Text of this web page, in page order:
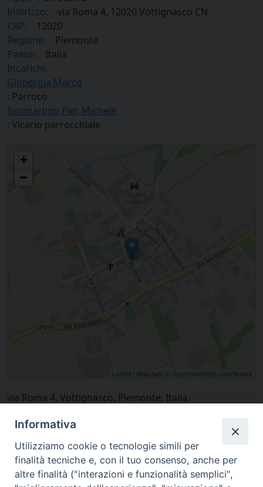
Indirizzo:
via Roma 4, 12020 Vottignasco CN
CAP:
12020
Regione:
Piemonte
Paese:
Italia
Incarichi
Giobergia Marco
: Parroco
Sanmartino Pier Michele
: Vicario parrocchiale
Parrocchia Sacra Famiglia in Vottignasco
+
−
Leaflet | Map data © OpenStreetMap contributors
via Roma 4, Vottignasco, Piemonte, Italia
Informativa
Utilizziamo cookie o tecnologie simili per
finalità tecniche e, con il tuo consenso, anche per
altre finalità ("interazioni e funzionalità semplici",